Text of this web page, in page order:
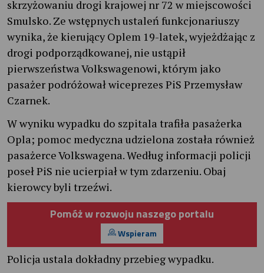
skrzyżowaniu drogi krajowej nr 72 w miejscowości
Smulsko. Ze wstępnych ustaleń funkcjonariuszy
wynika, że kierujący Oplem 19-latek, wyjeżdżając z
drogi podporządkowanej, nie ustąpił
pierwszeństwa Volkswagenowi, którym jako
pasażer podróżował wiceprezes PiS Przemysław
Czarnek.
W wyniku wypadku do szpitala trafiła pasażerka
Opla; pomoc medyczna udzielona została również
pasażerce Volkswagena. Według informacji policji
poseł PiS nie ucierpiał w tym zdarzeniu. Obaj
kierowcy byli trzeźwi.
Pomóż w rozwoju naszego portalu
Wspieram
Policja ustala dokładny przebieg wypadku.